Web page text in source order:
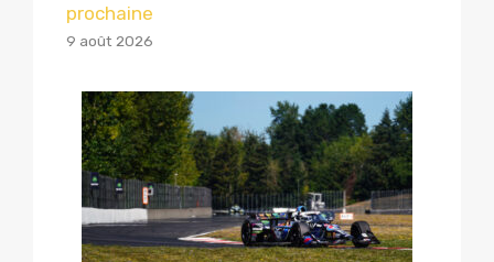
prochaine
9 août 2026